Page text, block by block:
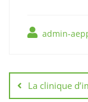
admin-
La clinique